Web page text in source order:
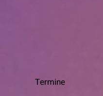
Termine